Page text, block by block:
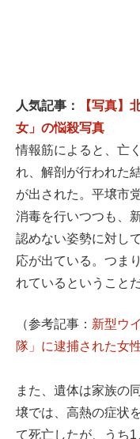
人気記事：
【写真】
女」の悩殺写真
情報筋によると、亡
れ、解剖が行われた
が出された。平壌市
消毒を行いつつも、
認めない姿勢に対し
応が出ている。つま
れているということだ
（参考記事： 新型ウ
隊」に逮捕された女
また、遺体は家族の
壌では、高熱の症状
て死亡したが、うち